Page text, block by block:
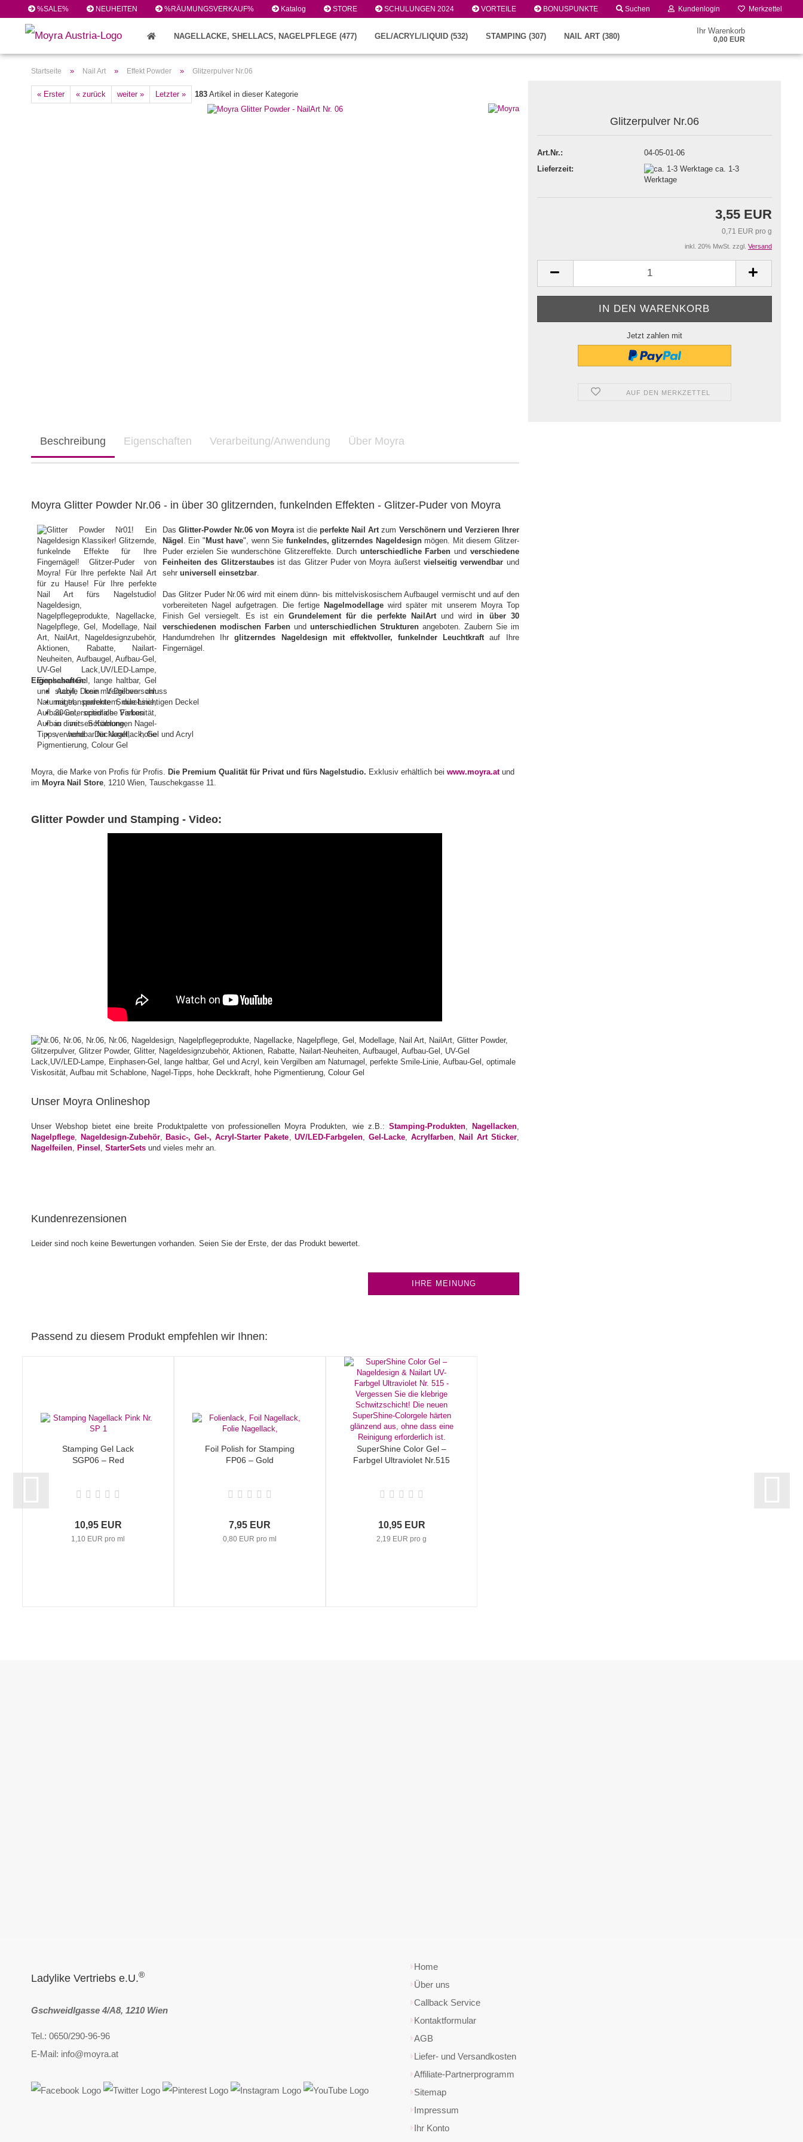
%SALE% NEUHEITEN %RÄUMUNGSVERKAUF% Katalog STORE SCHULUNGEN 2024 VORTEILE BONUSPUNKTE Suchen Kundenlogin
Konto erstellen
Merkzettel
Ihr Warenkorb
0,00 EUR
NAGELLACKE, SHELLACS, NAGELPFLEGE (477) GEL/ACRYL/LIQUID (532) STAMPING (307) NAIL ART (380)
Startseite » Nail Art » Effekt Powder » Glitzerpulver Nr.06
« Erster « zurück weiter » Letzter » 183 Artikel in dieser Kategorie
Glitzerpulver Nr.06
Art.Nr.:
04-05-01-06
Lieferzeit:
ca. 1-3
Werktage
3,55 EUR
0,71 EUR pro g
inkl. 20% MwSt. zzgl. Versand
Jetzt zahlen mit
AUF DEN MERKZETTEL
Beschreibung Eigenschaften Verarbeitung/Anwendung Über Moyra
Moyra Glitter Powder Nr.06 - in über 30 glitzernden, funkelnden Effekten - Glitzer-Puder von Moyra
DasGlitter-Powder Nr.06 von Moyraist dieperfekte Nail Artzum Verschönern und Verzieren Ihrer
Nägel . Ein " Must have", wenn Sie funkelndes, glitzerndes Nageldesignmögen. Mit diesem Glitzer-
Puder erzielen Sie wunderschöne Glitzereffekte. Durch unterschiedliche Farben und verschiedene
Feinheiten des Glitzerstaubesist das Glitzer Puder von Moyra äußerstvielseitig verwendbar und
sehr universell einsetzbar.
Das Glitzer Puder Nr.06 wird mit einem dünn- bis mittelviskosischem Aufbaugel vermischt und auf den
vorbereiteten Nagel aufgetragen. Die fertige Nagelmodellagewird später mit unserem Moyra Top
Finish Gel versiegelt. Es ist ein Grundelement für die perfekte NailArtund wird in über 30
verschiedenen modischen Farbenund unterschiedlichen Strukturenangeboten. Zaubern Sie im
Handumdrehen Ihrglitzerndes Nageldesign mit effektvoller, funkelnder Leuchtkraftauf Ihre
Fingernägel.
Eigenschaften:
stabile Dose mit Drehverschluss
mit transparentem, durchsichtigen Deckel
30 untersciedliche Farben
in diversen Körnungen
verwendbar für Nagellack, Gel und Acryl
Moyra, die Marke von Profis für Profis. Die Premium Qualität für Privat und fürs Nagelstudio. Exklusiv erhältlich bei www.moyra.atund
im Moyra Nail Store, 1210 Wien, Tauschekgasse 11.
Glitter Powder und Stamping - Video:
Unser Moyra Onlineshop
Unser Webshop bietet eine breite Produktpalette von professionellen Moyra Produkten, wie z.B.: Stamping-Produkten, Nagellacken,
Nagelpflege, Nageldesign-Zubehör, Basic-, Gel-, Acryl-Starter Pakete,UV/LED-Farbgelen, Gel-Lacke, Acrylfarben, Nail Art Sticker,
Nagelfeilen, Pinsel , StarterSets und vieles mehr an.
Kundenrezensionen
Leider sind noch keine Bewertungen vorhanden. Seien Sie der Erste, der das Produkt bewertet.
IHRE MEINUNG
Passend zu diesem Produkt empfehlen wir Ihnen:
Stamping Gel Lack
SGP06 – Red
10,95 EUR
1,10 EUR pro ml
Foil Polish for Stamping
FP06 – Gold
7,95 EUR
0,80 EUR pro ml
SuperShine Color Gel –
Farbgel Ultraviolet Nr.515
10,95 EUR
2,19 EUR pro g
Ladylike Vertriebs e.U.®
Gschweidlgasse 4/A8, 1210 Wien
Tel.: 0650/290-96-96
E-Mail: info@moyra.at
Home
Über uns
Callback Service
Kontaktformular
AGB
Liefer- und Versandkosten
Affiliate-Partnerprogramm
Sitemap
Impressum
Ihr Konto